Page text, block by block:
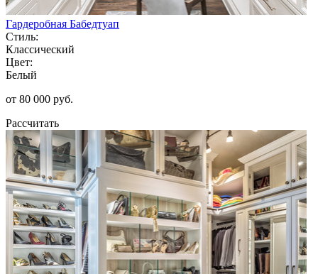
Гардеробная Бабедтуап
Стиль:
Классический
Цвет:
Белый
от 80 000 руб.
Рассчитать